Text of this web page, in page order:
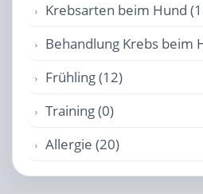
Krebsarten beim Hund
Behandlung Krebs beim
Frühling (12)
Training (0)
Allergie (20)